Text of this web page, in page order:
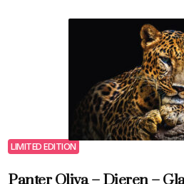
LIMITED EDITION